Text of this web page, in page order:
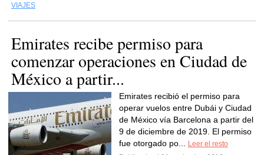
VIAJES
Emirates recibe permiso para
comenzar operaciones en Ciudad de
México a partir...
Emirates recibió el permiso para
operar vuelos entre Dubái y Ciudad
de México vía Barcelona a partir del
9 de diciembre de 2019. El permiso
fue otorgado po...
Leer el resto